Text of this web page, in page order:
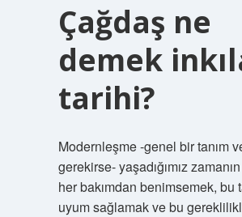
Çağdaş ne
demek
tarihi?
Modernleşme -genel bir tanım
gerekirse- yaşadığımız
her bakımdan benimsemek, bu
uyum sağlamak ve bu